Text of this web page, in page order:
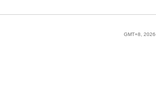
GMT+8,